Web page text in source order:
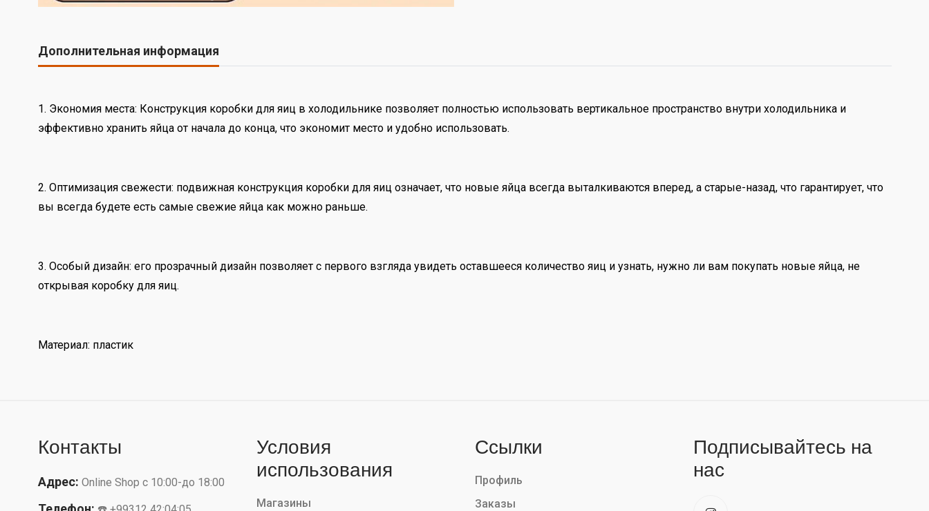
Дополнительная информация
1. Экономия места: Конструкция коробки для яиц в холодильнике позволяет полностью использовать вертикальное пространство внутри холодильника и
эффективно хранить яйца от начала до конца, что экономит место и удобно использовать.
2. Оптимизация свежести: подвижная конструкция коробки для яиц означает, что новые яйца всегда выталкиваются вперед, а старые-назад, что гарантирует, что
вы всегда будете есть самые свежие яйца как можно раньше.
3. Особый дизайн: его прозрачный дизайн позволяет с первого взгляда увидеть оставшееся количество яиц и узнать, нужно ли вам покупать новые яйца, не
открывая коробку для яиц.
Материал: пластик
Контакты
Адрес: Online Shop с 10:00-до 18:00
Условия
использования
Магазины
Ссылки
Профиль
Заказы
Подписывайтесь на
нас